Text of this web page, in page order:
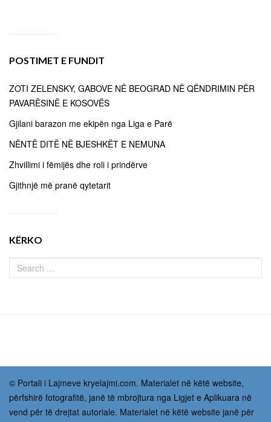
POSTIMET E FUNDIT
ZOTI ZELENSKY, GABOVE NË BEOGRAD NË QËNDRIMIN PËR
PAVARËSINË E KOSOVËS
Gjilani barazon me ekipën nga Liga e Parë
NËNTË DITË NË BJESHKËT E NEMUNA
Zhvillimi i fëmijës dhe roli i prindërve
Gjithnjë më pranë qytetarit
KËRKO
© Portali i Lajmeve kryelajmi.com. Materialet në këtë website,
përfshirë fotografitë, janë të mbrojtura nga Ligjet e Aplikuara në
vend për të drejtat autoriale. Materialet në këtë website janë për